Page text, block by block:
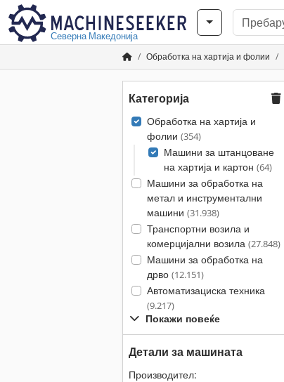
Северна Македонија
Обработка на хартија и фолии
Категорија
Обработка на хартија и
фолии (354)
Машини за штанцоване
на хартија и картон (64)
Машини за обработка на
метал и инструментални
машини (31.938)
Транспортни возила и
комерцијални возила (27.848)
Машини за обработка на
дрво (12.151)
Автоматизациска техника
(9.217)
Покажи повеќе
Детали за машината
Производител: